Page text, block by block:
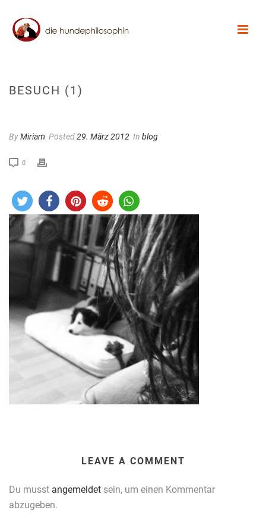
BESUCH (1)
ByMiriam Posted29. März 2012 In blog
0
LEAVE A COMMENT
Du musst angemeldet sein, um einen Kommentar
abzugeben.